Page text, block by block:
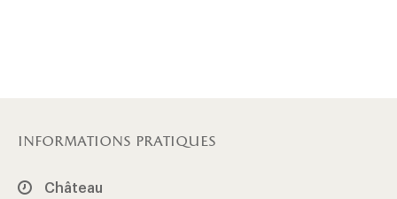
informations pratiques
Château